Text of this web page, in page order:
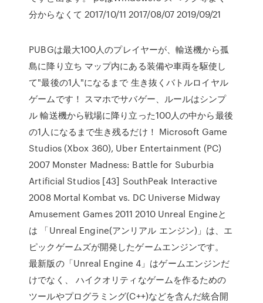
分からなくて 2017/10/11 2017/08/07 2019/09/21
PUBGは最大100人のプレイヤーが、輸送機から孤
島に降り立ち マップ内にある装備や車両を駆使し
て"最後の1人"になるまで 生き抜くバトルロイヤル
ゲームです！ スマホでサバゲー、ルールはシンプ
ル 輸送機から戦場に降り立った100人の中から最後
の1人になるまで生き残るだけ！ Microsoft Game
Studios (Xbox 360), Uber Entertainment (PC)
2007 Monster Madness: Battle for Suburbia
Artificial Studios [43] SouthPeak Interactive
2008 Mortal Kombat vs. DC Universe Midway
Amusement Games 2011 2010 Unreal Engineと
は 「Unreal Engine(アンリアル エンジン)」は、エ
ピックゲームズが開発したゲームエンジンです。
最新版の「Unreal Engine 4」はゲームエンジンだ
けでなく、 ハイクオリティなゲームを作るための
ツールやプログラミング(C++)などを含んだ統合開